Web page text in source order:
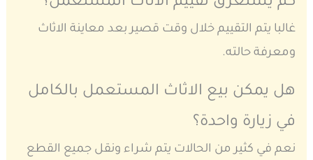
غالبا يتم التقييم خلال وقت قصير بعد معاينة الاثاث
ومعرفة حالته.
هل يمكن بيع الاثاث المستعمل بالكامل
في زيارة واحدة؟
نعم في كثير من الحالات يتم شراء ونقل جميع القطع